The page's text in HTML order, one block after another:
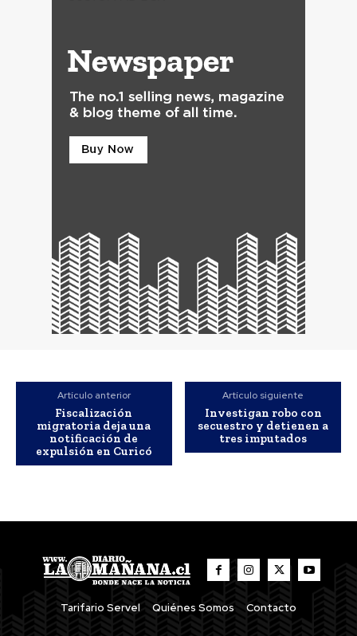
Artículo anterior
Fiscalización
migratoria deja una
notificación de
expulsión en Curicó
Artículo siguiente
Investigan robo con
secuestro y detienen a
tres imputados
Tarifario Servel Quiénes Somos Contacto